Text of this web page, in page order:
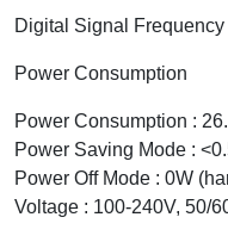
Digital Signal
Power Consumption
Power Consumption :
Power Saving Mode :
Power Off Mode : 0W
Voltage : 100-240V, 50/